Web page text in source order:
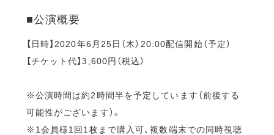
■公演概要
【日時】2020年6月25日（木）20:00配信開始（予定）
【チケット代】3,600円（税込）
※公演時間は約2時間半を予定しています（前後する
可能性がございます）。
※1会員様1回1枚まで購入可、複数端末での同時視聴